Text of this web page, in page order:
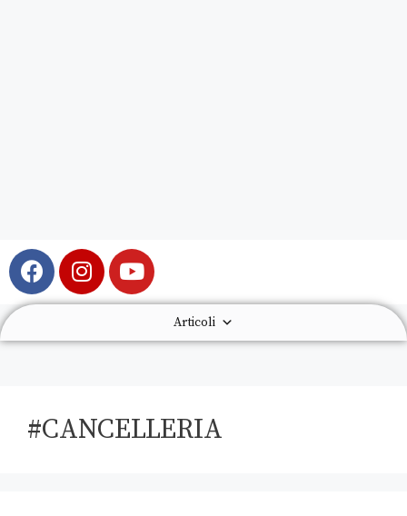
Articoli
#CANCELLERIA